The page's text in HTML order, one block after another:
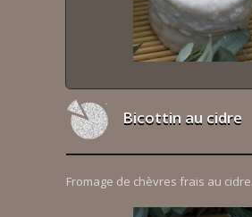
Bicottin au cidre
Fromage de chèvres frais au cidre.